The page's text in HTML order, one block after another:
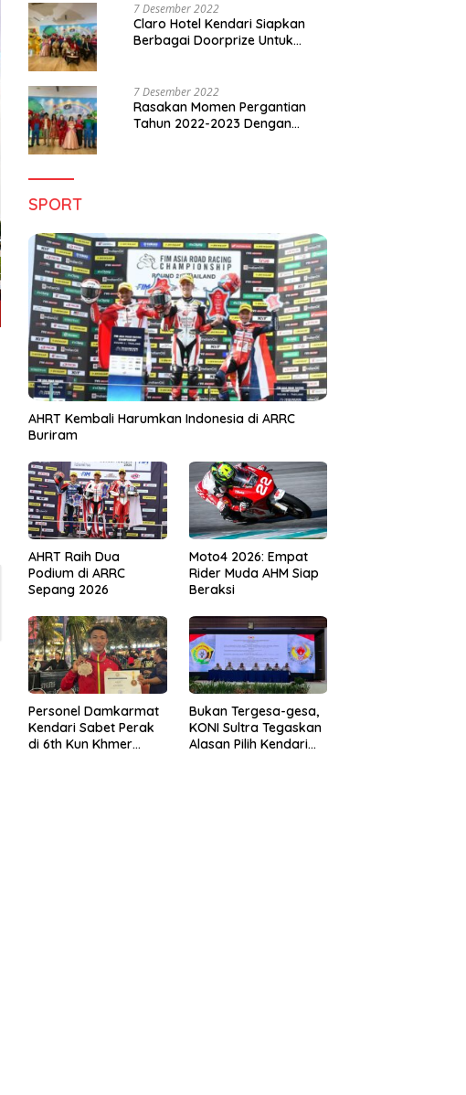
7 Desember 2022
Claro Hotel Kendari Siapkan
Berbagai Doorprize Untuk
7 Desember 2022
Rasakan Momen Pergantian
Tahun 2022-2023 Dengan
SPORT
AHRT Kembali Harumkan Indonesia di ARRC
Buriram
AHRT Raih Dua
Podium di ARRC
Sepang 2026
Moto4 2026: Empat
Rider Muda AHM Siap
Beraksi
Personel Damkarmat
Kendari Sabet Perak
di 6th Kun Khmer
Bukan Tergesa-gesa,
KONI Sultra Tegaskan
Alasan Pilih Kendari